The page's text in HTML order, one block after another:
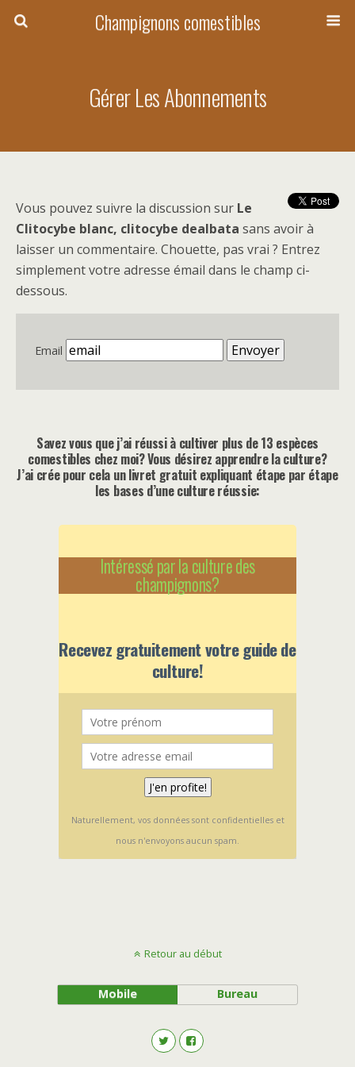
Champignons comestibles
Gérer Les Abonnements
Vous pouvez suivre la discussion sur Le
Clitocybe blanc, clitocybe dealbata sans avoir à
laisser un commentaire. Chouette, pas vrai ? Entrez
simplement votre adresse émail dans le champ ci-
dessous.
Email
Savez vous que j’ai réussi à cultiver plus de 13 espèces
comestibles chez moi? Vous désirez apprendre la culture?
J’ai crée pour cela un livret gratuit expliquant étape par étape
les bases d’une culture réussie:
Intéressé par la culture des
champignons?
Recevez gratuitement votre guide de
culture!
Naturellement, vos données sont confidentielles et
nous n'envoyons aucun spam.
Retour au début
Mobile Bureau